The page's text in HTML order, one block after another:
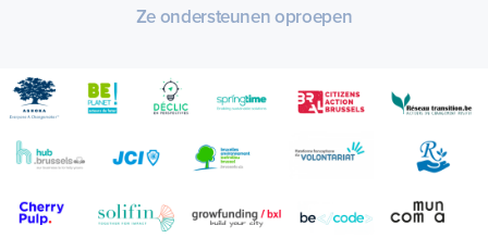
Ze ondersteunen oproepen